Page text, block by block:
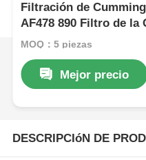
Filtración de
AF478 890 Filtro de la
MOQ：5 piezas
Mejor precio
DESCRIPCIóN DE